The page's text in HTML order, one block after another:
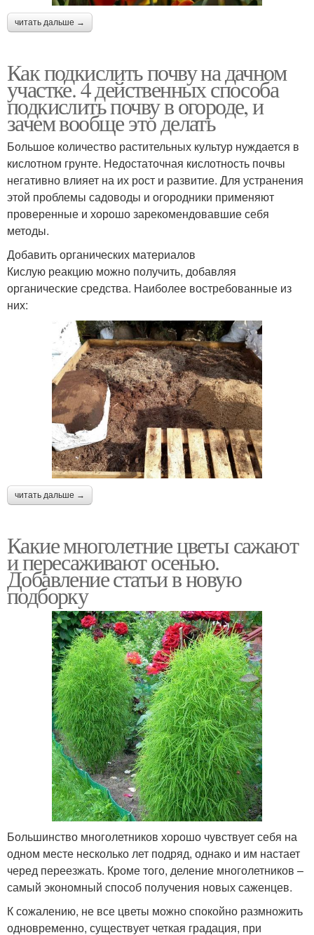
читать дальше →
Как подкислить почву на дачном
участке. 4 действенных способа
подкислить почву в огороде, и
зачем вообще это делать
Большое количество растительных культур нуждается в
кислотном грунте. Недостаточная кислотность почвы
негативно влияет на их рост и развитие. Для устранения
этой проблемы садоводы и огородники применяют
проверенные и хорошо зарекомендовавшие себя
методы.
Добавить органических материалов
Кислую реакцию можно получить, добавляя
органические средства. Наиболее востребованные из
них:
читать дальше →
Какие многолетние цветы сажают
и пересаживают осенью.
Добавление статьи в новую
подборку
Большинство многолетников хорошо чувствует себя на
одном месте несколько лет подряд, однако и им настает
черед переезжать. Кроме того, деление многолетников –
самый экономный способ получения новых саженцев.
К сожалению, не все цветы можно спокойно размножить
одновременно, существует четкая градация, при